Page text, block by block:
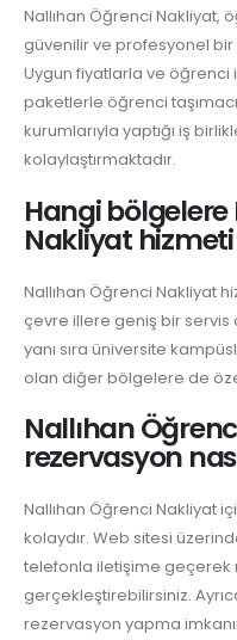
Nallıhan Öğrenci Nakliyat,
güvenilir ve profesyonel
Uygun fiyatlarla ve öğrenci
paketlerle öğrenci
kurumlarıyla yaptığı iş
kolaylaştırmaktadır.
Hangi bölgelere
Nakliyat
Nallıhan Öğrenci Nakliyat
çevre illere geniş bir servis
yanı sıra üniversite
olan diğer bölgelere de
Nallıhan
rezervasyon
Nallıhan Öğrenci Nakliyat
kolaydır. Web sitesi
telefonla iletişime geçerek
gerçekleştirebilirsiniz.
rezervasyon yapma